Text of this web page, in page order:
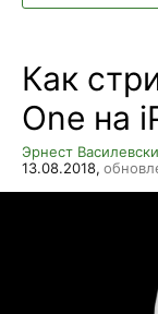
Как
One на
Эрнест
13.08.2018,